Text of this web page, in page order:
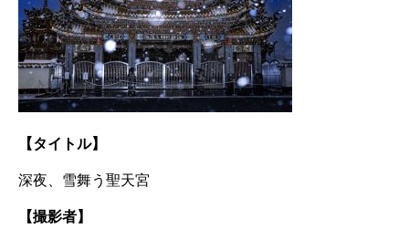
【タイトル】
深夜、雪舞う聖天宮
【撮影者】